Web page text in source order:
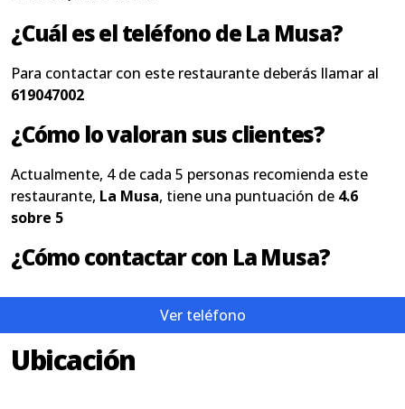
¿Cuál es el teléfono de La Musa?
Para contactar con este restaurante deberás llamar al
619047002
¿Cómo lo valoran sus clientes?
Actualmente, 4 de cada 5 personas recomienda este
restaurante, La Musa, tiene una puntuación de 4.6
sobre 5
¿Cómo contactar con La Musa?
Ver teléfono
Ubicación